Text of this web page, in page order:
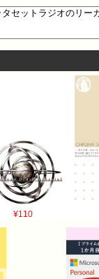
¥110